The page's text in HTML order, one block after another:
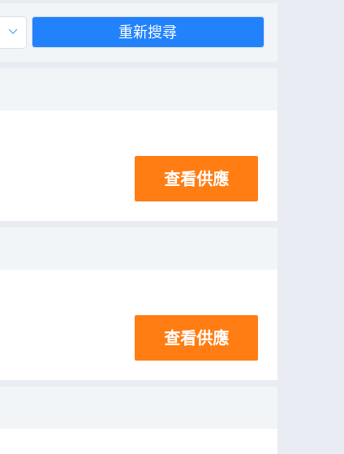
重新搜尋
查看供應
查看供應